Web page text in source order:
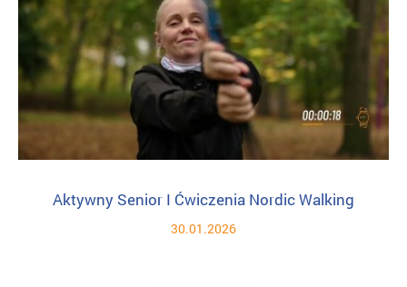
Aktywny Senior I Ćwiczenia Nordic Walking
30.01.2026